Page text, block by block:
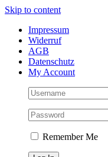
Skip to content
Impressum
Widerruf
AGB
Datenschutz
My Account
Remember Me